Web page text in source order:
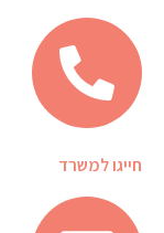
חייגו למשרד